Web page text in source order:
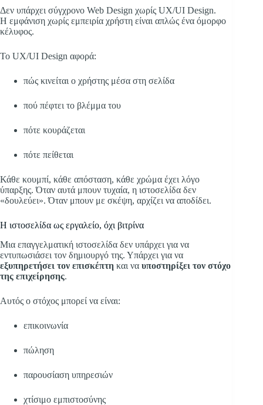
Δεν υπάρχει σύγχρονο Web Design χωρίς UX/UI Design.
Η εμφάνιση χωρίς εμπειρία χρήστη είναι απλώς ένα όμορφο
κέλυφος.
Το UX/UI Design αφορά:
πώς κινείται ο χρήστης μέσα στη σελίδα
πού πέφτει το βλέμμα του
πότε κουράζεται
πότε πείθεται
Κάθε κουμπί, κάθε απόσταση, κάθε χρώμα έχει λόγο
ύπαρξης. Όταν αυτά μπουν τυχαία, η ιστοσελίδα δεν
«δουλεύει». Όταν μπουν με σκέψη, αρχίζει να αποδίδει.
Η ιστοσελίδα ως εργαλείο, όχι βιτρίνα
Μια επαγγελματική ιστοσελίδα δεν υπάρχει για να
εντυπωσιάσει τον δημιουργό της. Υπάρχει για να
εξυπηρετήσει τον επισκέπτη και να υποστηρίξει τον στόχο
της επιχείρησης.
Αυτός ο στόχος μπορεί να είναι:
επικοινωνία
πώληση
παρουσίαση υπηρεσιών
χτίσιμο εμπιστοσύνης